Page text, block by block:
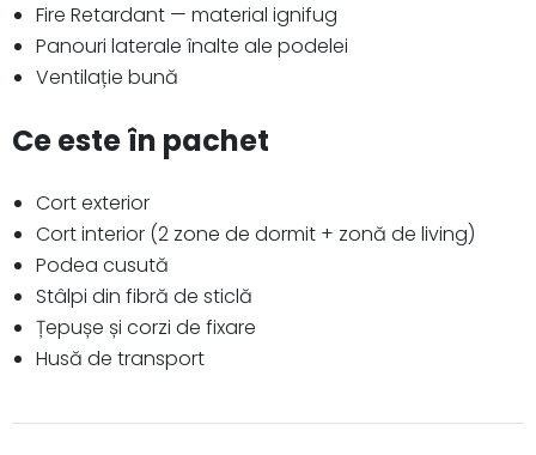
Fire Retardant — material ignifug
Panouri laterale înalte ale podelei
Ventilație bună
Ce este în pachet
Cort exterior
Cort interior (2 zone de dormit + zonă de living)
Podea cusută
Stâlpi din fibră de sticlă
Țepușe și corzi de fixare
Husă de transport